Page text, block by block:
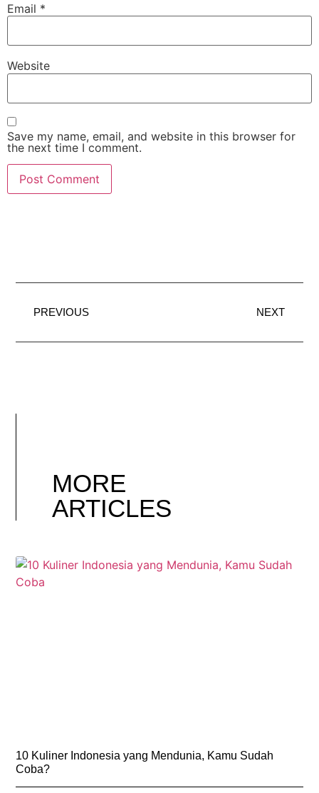
Email *
Website
Save my name, email, and website in this browser for
the next time I comment.
PREVIOUS NEXT
MORE
ARTICLES
10 Kuliner Indonesia yang Mendunia, Kamu Sudah
Coba?